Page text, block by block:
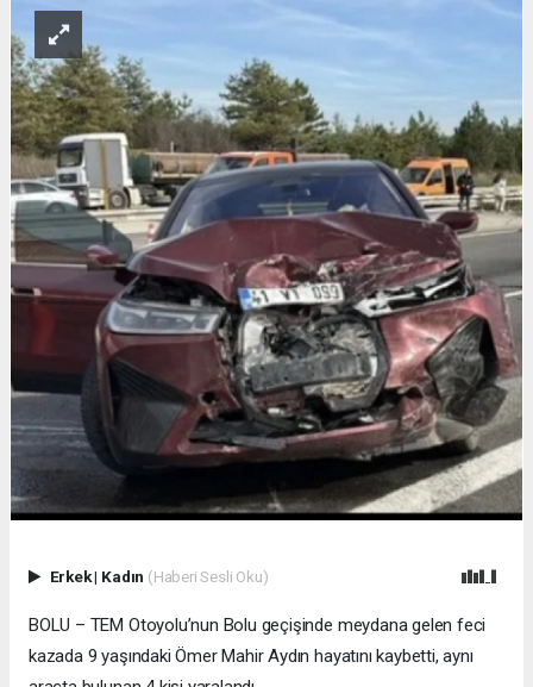
Erkek| Kadın (Haberi Sesli Oku)
BOLU – TEM Otoyolu’nun Bolu geçişinde meydana gelen feci
kazada 9 yaşındaki Ömer Mahir Aydın hayatını kaybetti, aynı